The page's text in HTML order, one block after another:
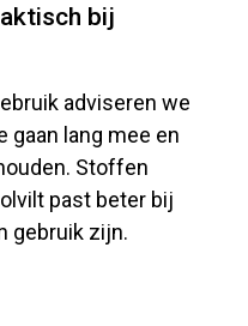
bij
adviseren we
gaan lang mee en
Stoffen
past beter bij
gebruik zijn.